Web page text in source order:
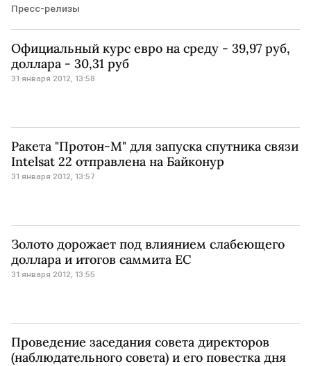
Пресс-релизы
Официальный курс евро на среду - 39,97 руб,
доллара - 30,31 руб
31 января 2012, 13:58
Ракета "Протон-М" для запуска спутника связи
Intelsat 22 отправлена на Байконур
31 января 2012, 13:57
Золото дорожает под влиянием слабеющего
доллара и итогов саммита ЕС
31 января 2012, 13:55
Проведение заседания совета директоров
(наблюдательного совета) и его повестка дня